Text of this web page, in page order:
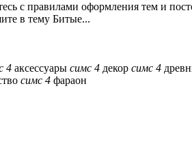
с правилами оформления тем и
в тему Битые...
4 аксессуары симс 4 декор симс 4
симс 4 фараон